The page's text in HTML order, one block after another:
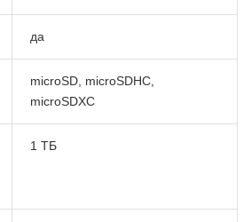
да
microSD, microSDHC,
microSDXC
1 ТБ